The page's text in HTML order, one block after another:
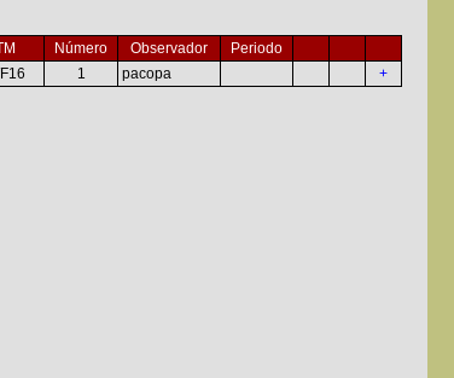
Número Observador
Periodo
1 pacopa +